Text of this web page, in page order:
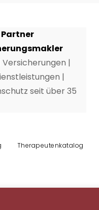
Versicherungen |
|
seit über 35
Therapeutenkatalog